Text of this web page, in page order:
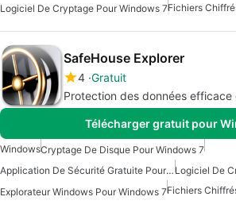
Logiciel De Cryptage Pour Windows 7Fichiers
SafeHouse Explorer
4 Gratuit
Protection des données
Télécharger gratuit pour
WindowsCryptage De Disque Pour Windows 7
Application De Sécurité Gratuite Pour WindowsLogiciel De
Explorateur Windows Pour Windows 7Fichiers